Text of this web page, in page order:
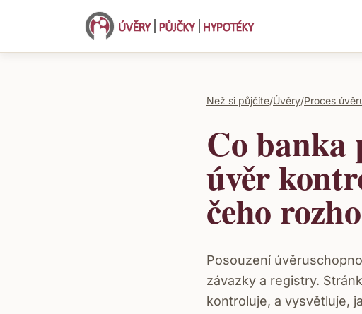
Než si půjčíte/Úvěry/Proces
Co banka
úvěr
čeho
Posouzení
závazky a registry.
kontroluje, a vysvětluje,